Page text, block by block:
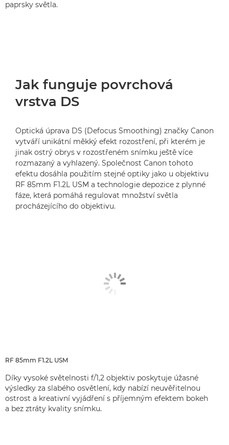
paprsky světla.
Jak funguje povrchová
vrstva DS
Optická úprava DS (Defocus Smoothing) značky Canon
vytváří unikátní měkký efekt rozostření, při kterém je
jinak ostrý obrys v rozostřeném snímku ještě více
rozmazaný a vyhlazený. Společnost Canon tohoto
efektu dosáhla použitím stejné optiky jako u objektivu
RF 85mm F1.2L USM a technologie depozice z plynné
fáze, která pomáhá regulovat množství světla
procházejícího do objektivu.
RF 85mm F1.2L USM
Díky vysoké světelnosti f/1,2 objektiv poskytuje úžasné
výsledky za slabého osvětlení, kdy nabízí neuvěřitelnou
ostrost a kreativní vyjádření s příjemným efektem bokeh
a bez ztráty kvality snímku.